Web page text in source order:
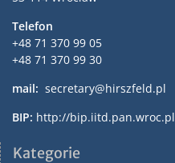
Telefon
+48 71 370 99 05
+48 71 370 99 30
mail: secretary@hirszfeld.pl
BIP: http://bip.iitd.pan.wroc.pl
Kategorie